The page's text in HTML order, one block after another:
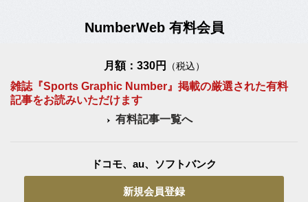
NumberWeb 有料会員
月額：330円 （税込）
雑誌『Sports Graphic Number』掲載の厳選された有料
記事をお読みいただけます
有料記事一覧へ
ドコモ、au、ソフトバンク
新規会員登録